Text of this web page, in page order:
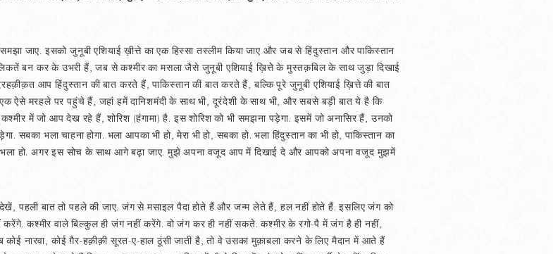
जाए. इसको जुनूबी एशियाई ख़ीत्ते का एक हिस्सा तस्लीम किया जाए और जब से हिंदुस्तान और पाकिस्तान
बन कर के उभरी हैं, जब से कश्मीर का मसला जैसे जुनूबी एशियाई ख़ित्तेे के मुस्तक़बिल के साथ जुड़ा दिखाई
आप हिंदुस्तान की बात करते हैं, पाकिस्तान की बात करते हैं, बल्कि पूरे जुनूबी एशियाई ख़ित्ते की बात
ऐसे मरहले पर पहुंचे हैं, जहां हमें दानिशमंदी के साथ भी, दूरंदेशी के साथ भी, और सबसे बड़ी बात ये है कि
में जो आप देख रहे हैं, शोरिश (हंगामा) है. इस शोरिश को भी समझना पड़ेगा. इसमें जो अनासिर हैं, उनको
भला चाहना होगा. भला आपका भी हो, मेरा भी हो, सबका हो. भला हिंदुस्तान का भी हो, पाकिस्तान का
भला हो. अगर इस सोच के साथ आगे बढ़ा जाए. मुझे अपना वजूद आप में दिखाई दे और आपको अपना वजूद मुझमें
पहली बात तो पहले की जाए. जंग से मसाइल पैदा होते हैं और जन्म लेते हैं, हल नहीं होते हैं. इसलिए जंग को
कश्मीर वाले बिल्कुल ही जंग नहीं करेंगे. वो जंग कर ही नहीं सकते. कश्मीर के रगो-पै में जंग है ही नहीं,
नारवा, कोई ग़ैर-हक़ीक़ी सूरत-ए-हाल ठूंसी जाती है, तो वे उसका मुक़ाबला करने के लिए मैदान में आते हैं